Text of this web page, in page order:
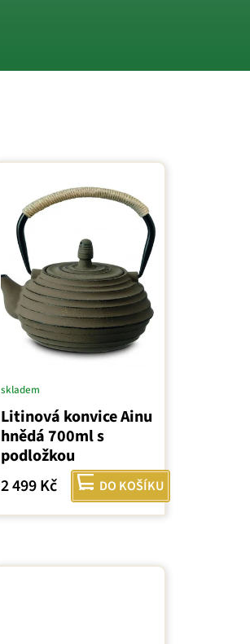
Litinová konvice Ainu
hnědá 700ml s
podložkou
skladem
2 499 Kč DO KOŠÍKU